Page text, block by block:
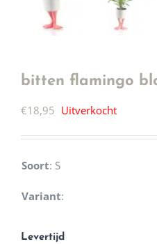
bitten flamingo
€18,95 Uitverkocht
Soort: S
Variant:
Levertijd